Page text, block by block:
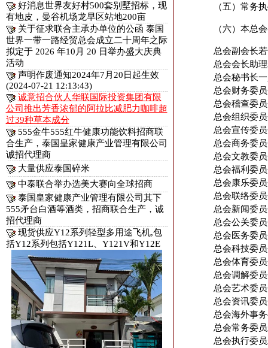
好消息世界友好村500套别墅招标，现
有地皮，曼谷机场龙早区站地200亩
关于征求联合主承办单位的公函 泰国
世界一带一路经贸总会成立二十周年之际
拟定于 2026 年10月 20 日举办盛大庆典
活动
声明作废通知2024年7月20日起生效
(2024-07-21 12:13:43)
诚意招合伙人华联国际投资集团有限
公司推出芳香浓郁的阿拉比减肥力咖啡超
过39种草本成分
555金牛555红牛健康功能饮料招商联
合生产，泰国皇家健康产业管理有限公司
诚招代理商
大量供应泰国碎米
中泰联合举办选美大赛向全球招商
泰国皇家健康产业管理有限公司其下
555矛台白酒等酒类，招商联合生产，诚
招代理商
现货供应Y12系列轻型多用途飞机,包
括Y12系列包括Y121L、Y121V和Y12E
（五）常务
（六）本总
总会副会长
总会会长助
总会秘书长
总会财务委
总会稽查委
总会组织委
总会宣传委
总会商务委
总会文教委
总会福利委
总会康乐委
总会联络委
总会新闻委
总会公关委
总会医务委
总会科技委
总会体育委
总会调解委
总会艺术委
总会资讯委
总会海外事
总会常务委
总会执行委